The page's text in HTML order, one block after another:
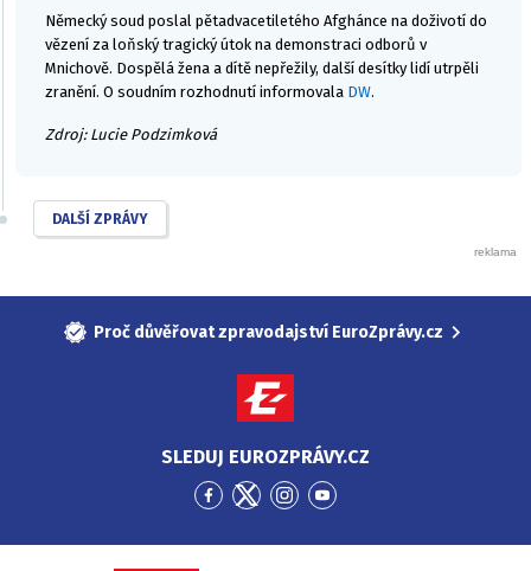
Německý soud poslal pětadvacetiletého Afghánce na doživotí do
vězení za loňský tragický útok na demonstraci odborů v
Mnichově. Dospělá žena a dítě nepřežily, další desítky lidí utrpěli
zranění. O soudním rozhodnutí informovala DW.
Zdroj: Lucie Podzimková
DALŠÍ ZPRÁVY
Proč důvěřovat zpravodajství EuroZprávy.cz
SLEDUJ EUROZPRÁVY.CZ
Přejít
Facebook
Přejít
Twitter
Přejít
Instagram
Přejít
YouTube